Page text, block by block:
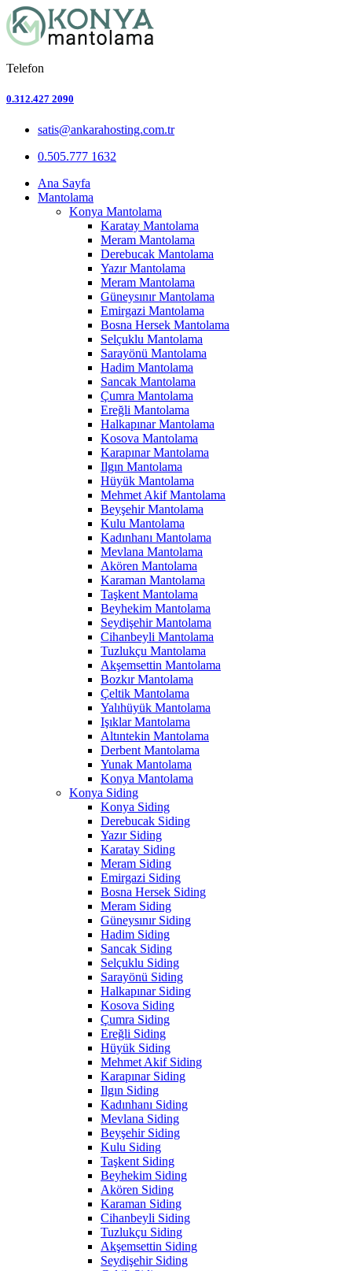
Telefon
0.312.427 2090
satis@ankarahosting.com.tr
0.505.777 1632
Ana Sayfa
Mantolama
Konya Mantolama
Karatay Mantolama
Meram Mantolama
Derebucak Mantolama
Yazır Mantolama
Meram Mantolama
Güneysınır Mantolama
Emirgazi Mantolama
Bosna Hersek Mantolama
Selçuklu Mantolama
Sarayönü Mantolama
Hadim Mantolama
Sancak Mantolama
Çumra Mantolama
Ereğli Mantolama
Halkapınar Mantolama
Kosova Mantolama
Karapınar Mantolama
Ilgın Mantolama
Hüyük Mantolama
Mehmet Akif Mantolama
Beyşehir Mantolama
Kulu Mantolama
Kadınhanı Mantolama
Mevlana Mantolama
Akören Mantolama
Karaman Mantolama
Taşkent Mantolama
Beyhekim Mantolama
Seydişehir Mantolama
Cihanbeyli Mantolama
Tuzlukçu Mantolama
Akşemsettin Mantolama
Bozkır Mantolama
Çeltik Mantolama
Yalıhüyük Mantolama
Işıklar Mantolama
Altıntekin Mantolama
Derbent Mantolama
Yunak Mantolama
Konya Mantolama
Konya Siding
Konya Siding
Derebucak Siding
Yazır Siding
Karatay Siding
Meram Siding
Emirgazi Siding
Bosna Hersek Siding
Meram Siding
Güneysınır Siding
Hadim Siding
Sancak Siding
Selçuklu Siding
Sarayönü Siding
Halkapınar Siding
Kosova Siding
Çumra Siding
Ereğli Siding
Hüyük Siding
Mehmet Akif Siding
Karapınar Siding
Ilgın Siding
Kadınhanı Siding
Mevlana Siding
Beyşehir Siding
Kulu Siding
Taşkent Siding
Beyhekim Siding
Akören Siding
Karaman Siding
Cihanbeyli Siding
Tuzlukçu Siding
Akşemsettin Siding
Seydişehir Siding